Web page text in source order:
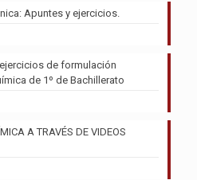
Apuntes y ejercicios.
de formulación
de 1º de Bachillerato
A TRAVÉS DE VIDEOS